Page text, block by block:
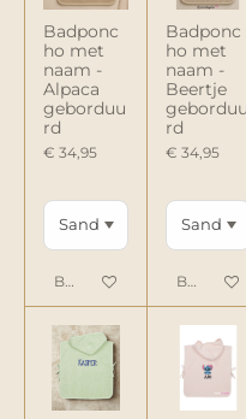
Badponc
ho met
naam -
Alpaca
geborduu
rd
€ 34,95
Bekijk details
Badponc
ho met
naam -
Beertje
geborduu
rd
€ 34,95
Bekijk